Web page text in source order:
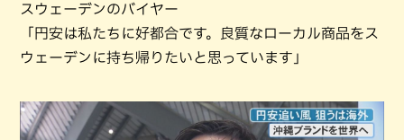
スウェーデンのバイヤー
「円安は私たちに好都合です。良質なローカル商品をス
ウェーデンに持ち帰りたいと思っています」